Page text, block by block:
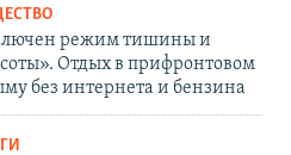
режим тишины и
Отдых в прифронтовом
без интернета и бензина